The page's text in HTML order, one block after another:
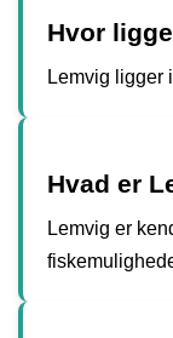
Hvor
Lemvig ligger
Hvad er
Lemvig er